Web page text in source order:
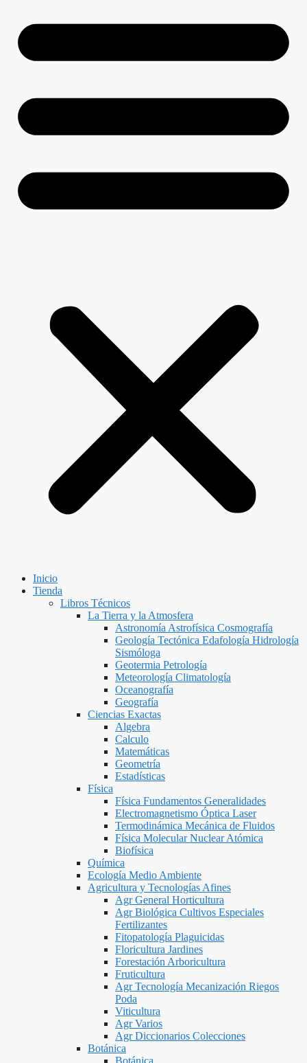
Inicio
Tienda
Libros Técnicos
La Tierra y la Atmosfera
Astronomía Astrofísica Cosmografía
Geología Tectónica Edafología Hidrología
Sismóloga
Geotermia Petrología
Meteorología Climatología
Oceanografía
Geografía
Ciencias Exactas
Algebra
Calculo
Matemáticas
Geometría
Estadísticas
Física
Física Fundamentos Generalidades
Electromagnetismo Óptica Laser
Termodinámica Mecánica de Fluidos
Física Molecular Nuclear Atómica
Biofísica
Química
Ecología Medio Ambiente
Agricultura y Tecnologías Afines
Agr General Horticultura
Agr Biológica Cultivos Especiales
Fertilizantes
Fitopatología Plaguicidas
Floricultura Jardines
Forestación Arboricultura
Fruticultura
Agr Tecnología Mecanización Riegos
Poda
Viticultura
Agr Varios
Agr Diccionarios Colecciones
Botánica
Botánica